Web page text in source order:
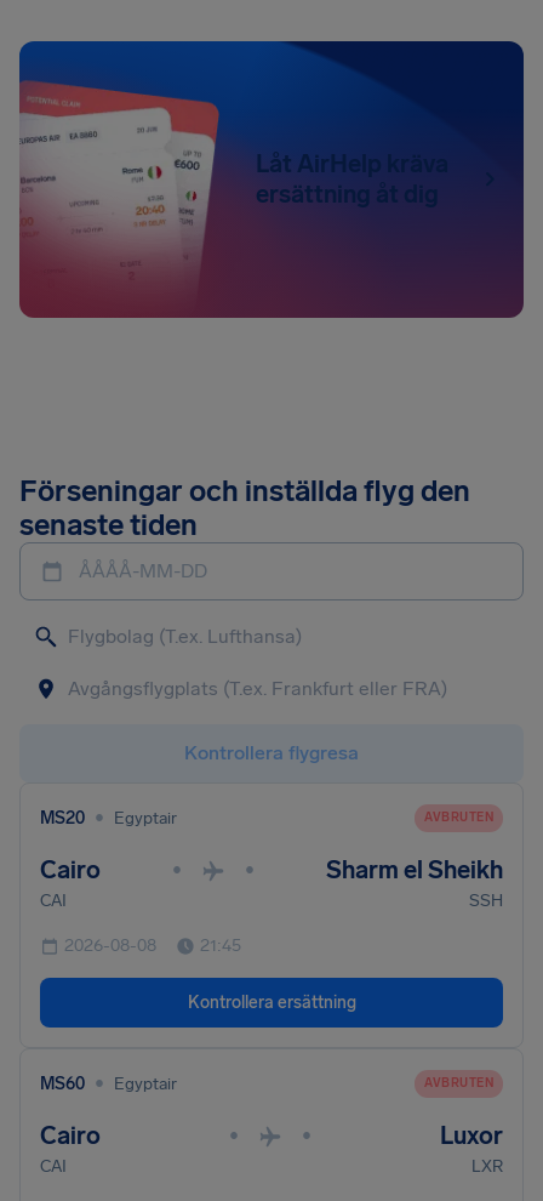
Låt AirHelp kräva
ersättning åt dig
Förseningar och inställda flyg den
senaste tiden
ÅÅÅÅ-MM-DD
Kontrollera flygresa
MS20 • Egyptair AVBRUTEN
Cairo • • Sharm el Sheikh
CAI SSH
2026-08-08 21:45
Kontrollera ersättning
MS60 • Egyptair AVBRUTEN
Cairo • • Luxor
CAI LXR